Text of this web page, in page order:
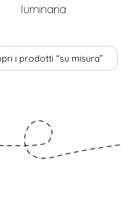
luminaria
i prodotti “su misura”